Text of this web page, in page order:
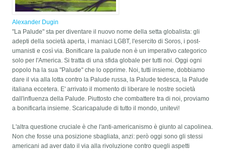
Alexander Dugin
"La Palude" sta per diventare il nuovo nome della setta globalista: gli
adepti della società aperta, i maniaci LGBT, l'esercito di Soros, i post-
umanisti e così via. Bonificare la palude non è un imperativo categorico
solo per l'America. Si tratta di una sfida globale per tutti noi. Oggi ogni
popolo ha la sua "Palude" che lo opprime. Noi, tutti insieme, dobbiamo
dare il via alla lotta contro la Palude russa, la Palude tedesca, la Palude
italiana eccetera. E' arrivato il momento di liberare le nostre società
dall'influenza della Palude. Piuttosto che combattere tra di noi, proviamo
a bonificarla insieme. Scaricapalude di tutto il mondo, unitevi!
L'altra questione cruciale è che l'anti-americanismo è giunto al capolinea.
Non che fosse una posizione sbagliata, anzi: però oggi sono gli stessi
americani ad aver dato il via alla rivoluzione contro quegli aspetti